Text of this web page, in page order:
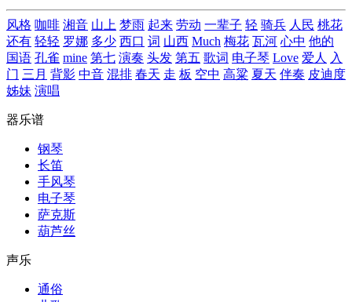
风格 咖啡 湘音 山上 梦雨 起来 劳动 一辈子 轻 骑兵 人民 桃花
还有 轻轻 罗娜 多少 西口 词 山西 Much 梅花 瓦河 心中 他的
国语 孔雀 mine 第七 演奏 头发 第五 歌词 电子琴 Love 爱人
入
门 三月 背影 中音 混排 春天 走 板 空中 高粱 夏天 伴奏 皮迪度
姊妹 演唱
器乐谱
钢琴
长笛
手风琴
电子琴
萨克斯
葫芦丝
声乐
通俗